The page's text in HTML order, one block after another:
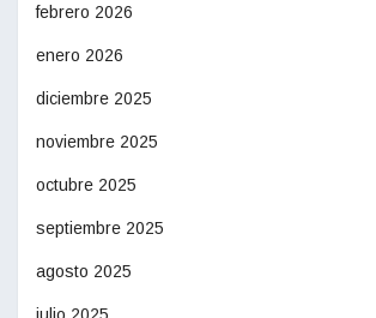
febrero 2026
enero 2026
diciembre 2025
noviembre 2025
octubre 2025
septiembre 2025
agosto 2025
julio 2025